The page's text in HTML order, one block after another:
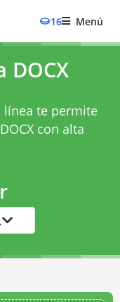
16 Menú
DOCX
línea te permite
con alta